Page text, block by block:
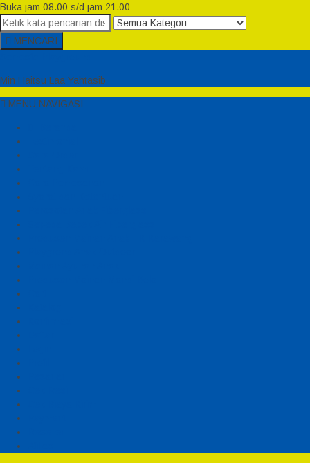
Buka jam 08.00 s/d jam 21.00
MENCARI
Min Haitsu Laa Yahtasib
MENU NAVIGASI